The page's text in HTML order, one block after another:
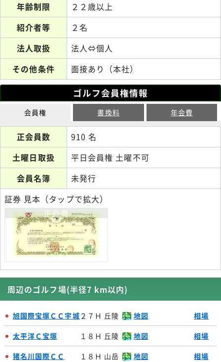
年齢制限
２２歳以上
紹介者等
２名
法人取扱
法人⇔個人
その他条件
面接あり（本社）
ゴルフ会員権情報
会員権 書換料 年会費
正会員数
910 名
土曜日取扱
平日会員権 土曜不可
会員名簿
未発行
証券 見本（タップで拡大）
正会員
周辺のゴルフ場(半径7 km以内)
旭国際宝塚ＣＣ宇城 ２７Ｈ 丘陵 地図 相場
太平洋Ｃ宝塚 １８Ｈ 丘陵 地図 相場
猪名川国際ＣＣ １８Ｈ 山岳 地図 相場